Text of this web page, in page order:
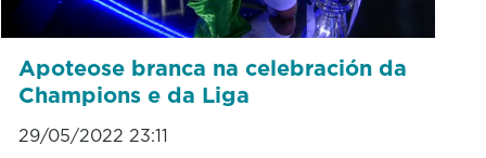
Apoteose branca na celebración da
Champions e da Liga
29/05/2022 23:11